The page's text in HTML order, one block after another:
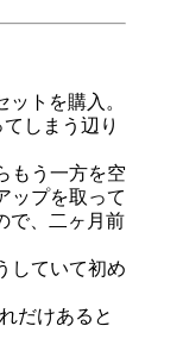
トを購入。
しまう辺り
もう一方を空
ップを取って
で、二ヶ月前
していて初め
だけあると